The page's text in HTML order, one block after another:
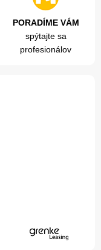
PORADÍME VÁM
spýtajte sa
profesionálov